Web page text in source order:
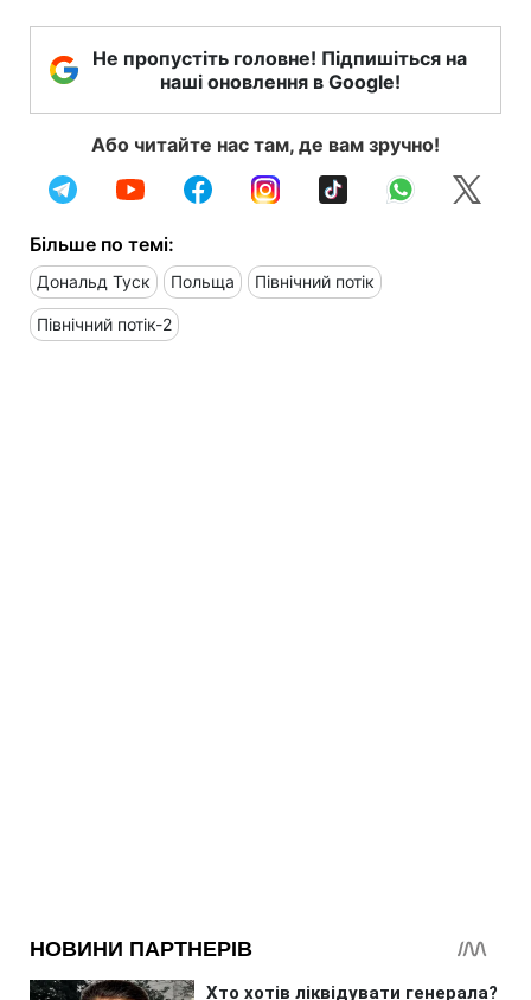
Не пропустіть головне! Підпишіться на
наші оновлення в Google!
Або читайте нас там, де вам зручно!
Більше по темі:
Дональд Туск Польща Північний потік
Північний потік-2